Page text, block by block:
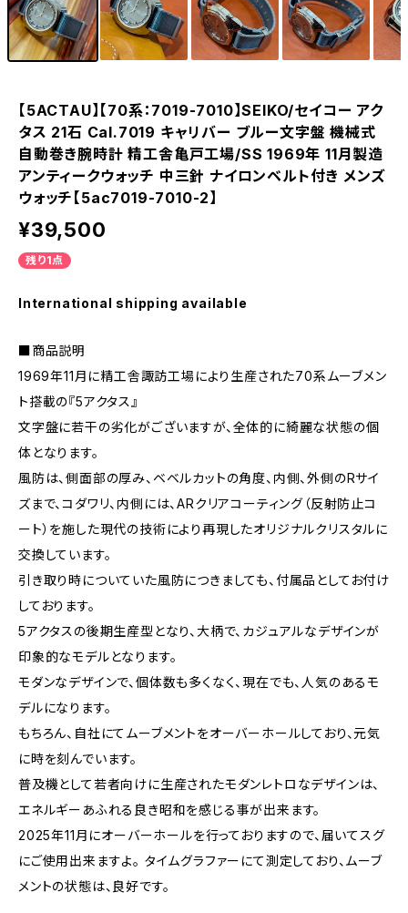
【5ACTAU】【70系：7019-7010】SEIKO/セイコー アク
タス 21石 Cal.7019 キャリバー ブルー文字盤 機械式
自動巻き腕時計 精工舎亀戸工場/SS 1969年 11月製造
アンティークウォッチ 中三針 ナイロンベルト付き メンズ
ウォッチ【5ac7019-7010-2】
¥39,500
残り1点
International shipping available
■商品説明
1969年11月に精工舎諏訪工場により生産された70系ムーブメン
ト搭載の『5アクタス』
文字盤に若干の劣化がございますが、全体的に綺麗な状態の個
体となります。
風防は、側面部の厚み、ベベルカットの角度、内側、外側のRサイ
ズまで、コダワリ、内側には、ARクリアコーティング（反射防止コ
ート）を施した現代の技術により再現したオリジナルクリスタルに
交換しています。
引き取り時についていた風防につきましても、付属品としてお付け
しております。
5アクタスの後期生産型となり、大柄で、カジュアルなデザインが
印象的なモデルとなります。
モダンなデザインで、個体数も多くなく、現在でも、人気のあるモ
デルになります。
もちろん、自社にてムーブメントをオーバーホールしており、元気
に時を刻んでいます。
普及機として若者向けに生産されたモダンレトロなデザインは、
エネルギーあふれる良き昭和を感じる事が出来ます。
2025年11月にオーバーホールを行っておりますので、届いてスグ
にご使用出来ますよ。 タイムグラファーにて測定しており、ムーブ
メントの状態は、良好です。